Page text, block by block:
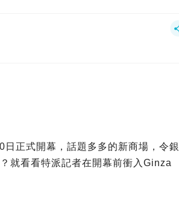
正式開幕，話題多多的新商場，令銀
就看看特派記者在開幕前衝入Ginza